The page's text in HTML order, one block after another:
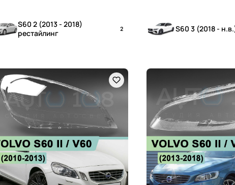
S60 2 (2013 - 2018)
рестайлинг
2 S60 3 (2018 -